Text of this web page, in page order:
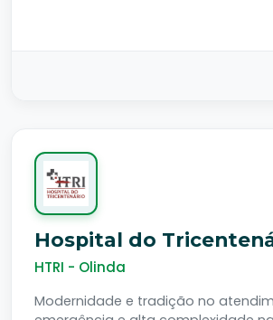
Hospital do
HTRI - Olinda
Modernidade e tradição no